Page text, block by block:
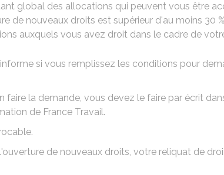
global des allocations qui peuvent vous être
de nouveaux droits est supérieur d'au moins 30 %
auxquels vous avez droit dans le cadre de
si vous remplissez les conditions pour
faire la demande, vous devez le faire par écrit
de France Travail.
de nouveaux droits, votre reliquat de